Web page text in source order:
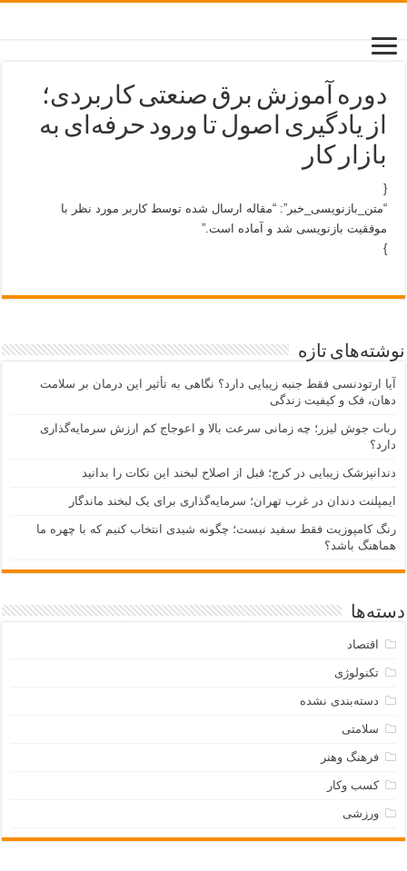
دوره آموزش برق صنعتی کاربردی؛
از یادگیری اصول تا ورود حرفه‌ای به
بازار کار
{
“متن_بازنویسی_خبر”: “مقاله ارسال شده توسط کاربر مورد نظر با
موفقیت بازنویسی شد و آماده است.”
}
نوشته‌های تازه
آیا ارتودنسی فقط جنبه زیبایی دارد؟ نگاهی به تأثیر این درمان بر سلامت
دهان، فک و کیفیت زندگی
ربات جوش لیزر؛ چه زمانی سرعت بالا و اعوجاج کم ارزش سرمایه‌گذاری
دارد؟
دندانپزشک زیبایی در کرج؛ قبل از اصلاح لبخند این نکات را بدانید
ایمپلنت دندان در غرب تهران؛ سرمایه‌گذاری برای یک لبخند ماندگار
رنگ کامپوزیت فقط سفید نیست؛ چگونه شیدی انتخاب کنیم که با چهره ما
هماهنگ باشد؟
دسته‌ها
اقتصاد
تکنولوژی
دسته‌بندی نشده
سلامتی
فرهنگ وهنر
کسب وکار
ورزشی